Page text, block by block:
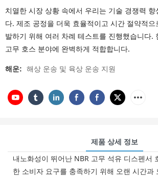
치열한 시장 상황 속에서 우리는 기술 경쟁력 향
다. 제조 공정을 더욱 효율적이고 시간 절약적으
발하기 위해 여러 차례 테스트를 진행했습니다.
고무 호스 분야에 완벽하게 적합합니다.
해운: 해상 운송 및 육상 운송 지원
제품 상세 정보
내노화성이 뛰어난 NBR 고무 석유 디스펜서
한 소비자 요구를 충족하기 위해 오랜 시간과